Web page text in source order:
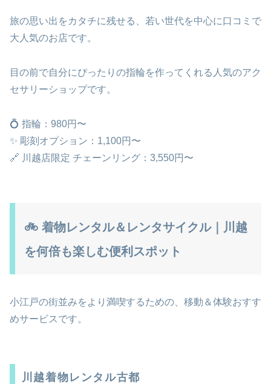
旅の思い出をカタチに残せる、若い世代を中心に口コミで
大人気のお店です。
目の前で自分にぴったりの指輪を作ってくれる人気のアク
セサリーショップです。
💍 指輪：980円〜
✨ 彫刻オプション：1,100円〜
🔗 川越店限定 チェーンリング：3,550円〜
🚲 着物レンタル＆レンタサイクル｜川越
を何倍も楽しむ便利スポット
小江戸の街並みをより満喫するための、移動＆体験おすす
めサービスです。
川越着物レンタル古都